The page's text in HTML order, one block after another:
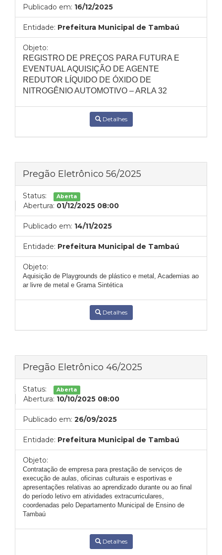
Publicado em: 16/12/2025
Entidade: Prefeitura Municipal de Tambaú
Objeto:
REGISTRO DE PREÇOS PARA FUTURA E
EVENTUAL AQUISIÇÃO DE AGENTE
REDUTOR LÍQUIDO DE ÓXIDO DE
NITROGÊNIO AUTOMOTIVO – ARLA 32
Detalhes
Pregão Eletrônico 56/2025
Status: Aberta
Abertura: 01/12/2025 08:00
Publicado em: 14/11/2025
Entidade: Prefeitura Municipal de Tambaú
Objeto:
Aquisição de Playgrounds de plástico e metal, Academias ao
ar livre de metal e Grama Sintética
Detalhes
Pregão Eletrônico 46/2025
Status: Aberta
Abertura: 10/10/2025 08:00
Publicado em: 26/09/2025
Entidade: Prefeitura Municipal de Tambaú
Objeto:
Contratação de empresa para prestação de serviços de
execução de aulas, oficinas culturais e esportivas e
apresentações relativas ao aprendizado durante ou ao final
do período letivo em atividades extracurriculares,
coordenadas pelo Departamento Municipal de Ensino de
Tambaú
Detalhes